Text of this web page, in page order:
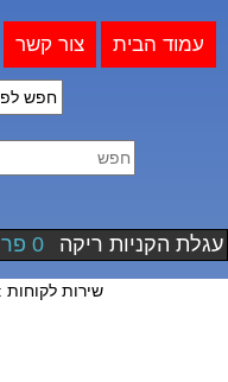
עמוד הבית צור קשר
עגלת הקניות ריקה 0 פריטים
שירות לקוחות : 053-3031971